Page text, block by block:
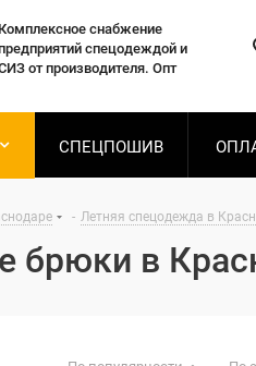
Комплексное снабжение
спецодеждой и
от производителя. Опт
СПЕЦПОШИВ
- Летняя спецодежда в
брюки в